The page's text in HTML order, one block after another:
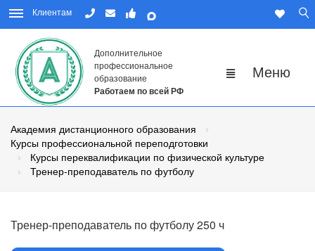
Клиентам
Дополнительное
профессиональное
образование
Работаем по всей РФ
Академия дистанционного образования
Курсы профессиональной переподготовки
Курсы переквалификации по физической культуре
Тренер-преподаватель по футболу
Тренер-преподаватель по футболу 250 ч